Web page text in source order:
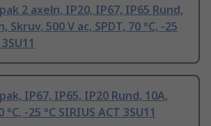
2 axeln, IP20, IP67, IP65 Rund,
Skruv, 500 V ac, SPDT, 70 °C, -25
IP67, IP65, IP20 Rund, 10A,
°C, -25 °C SIRIUS ACT 3SU11